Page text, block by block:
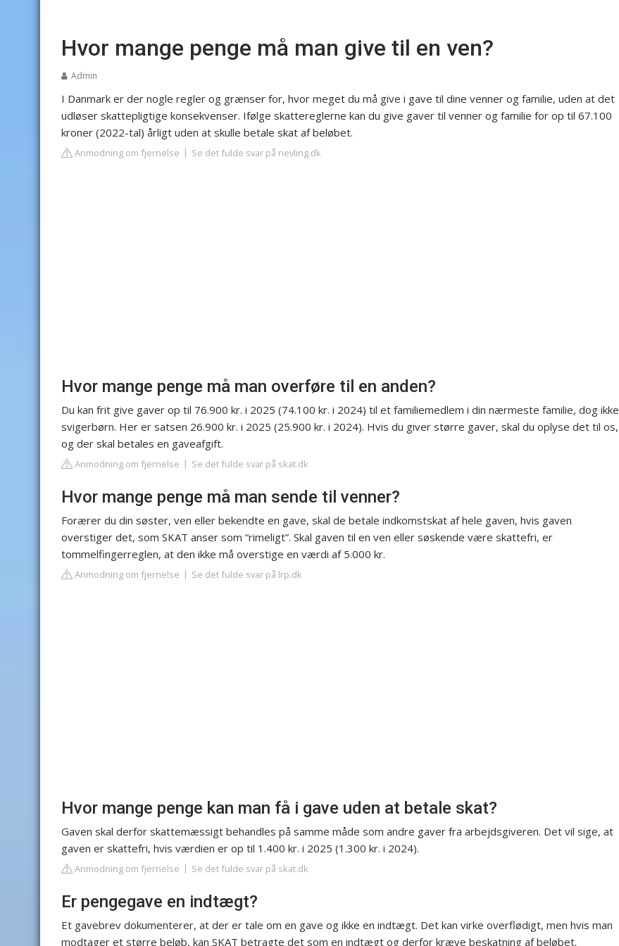
Hvor mange penge må man give til en ven?
Admin
I Danmark er der nogle regler og grænser for, hvor meget du må give i gave til dine venner og familie, uden at det
udløser skattepligtige konsekvenser. Ifølge skattereglerne kan du give gaver til venner og familie for op til 67.100
kroner (2022-tal) årligt uden at skulle betale skat af beløbet.
Anmodning om fjernelse Se det fulde svar på nevling.dk
Hvor mange penge må man overføre til en anden?
Du kan frit give gaver op til 76.900 kr. i 2025 (74.100 kr. i 2024) til et familiemedlem i din nærmeste familie, dog ikke
svigerbørn. Her er satsen 26.900 kr. i 2025 (25.900 kr. i 2024). Hvis du giver større gaver, skal du oplyse det til os,
og der skal betales en gaveafgift.
Anmodning om fjernelse Se det fulde svar på skat.dk
Hvor mange penge må man sende til venner?
Forærer du din søster, ven eller bekendte en gave, skal de betale indkomstskat af hele gaven, hvis gaven
overstiger det, som SKAT anser som “rimeligt”. Skal gaven til en ven eller søskende være skattefri, er
tommelfingerreglen, at den ikke må overstige en værdi af 5.000 kr.
Anmodning om fjernelse Se det fulde svar på lrp.dk
Hvor mange penge kan man få i gave uden at betale skat?
Gaven skal derfor skattemæssigt behandles på samme måde som andre gaver fra arbejdsgiveren. Det vil sige, at
gaven er skattefri, hvis værdien er op til 1.400 kr. i 2025 (1.300 kr. i 2024).
Anmodning om fjernelse Se det fulde svar på skat.dk
Er pengegave en indtægt?
Et gavebrev dokumenterer, at der er tale om en gave og ikke en indtægt. Det kan virke overflødigt, men hvis man
modtager et større beløb, kan SKAT betragte det som en indtægt og derfor kræve beskatning af beløbet.